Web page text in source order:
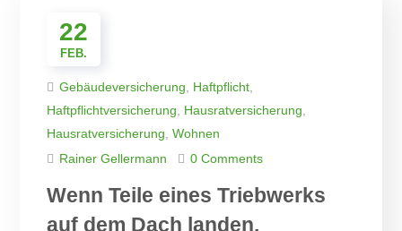
22
FEB.
Gebäudeversicherung, Haftpflicht,
Haftpflichtversicherung, Hausratversicherung,
Hausratversicherung,Wohnen
Rainer Gellermann
0 Comments
Wenn Teile eines Triebwerks
auf dem Dach landen.